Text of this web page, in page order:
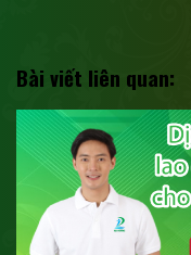
Bài viết liên quan: